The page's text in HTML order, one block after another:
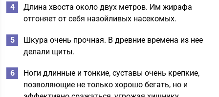
Длина хвоста около двух метров. Им жирафа
отгоняет от себя назойливых насекомых.
Шкура очень прочная. В древние времена из нее
делали щиты.
Ноги длинные и тонкие, суставы очень крепкие,
позволяющие не только хорошо бегать, но и